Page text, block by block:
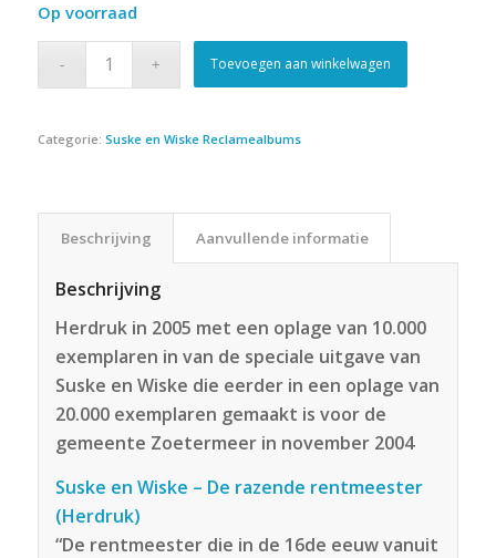
was:
€19.95. €16.95.
Op voorraad
Toevoegen aan winkelwagen
Categorie: Suske en Wiske Reclamealbums
Beschrijving Aanvullende informatie
Beschrijving
Herdruk in 2005 met een oplage van 10.000
exemplaren in van de speciale uitgave van
Suske en Wiske die eerder in een oplage van
20.000 exemplaren gemaakt is voor de
gemeente Zoetermeer in november 2004
Suske en Wiske – De razende rentmeester
(Herdruk)
“De rentmeester die in de 16de eeuw vanuit